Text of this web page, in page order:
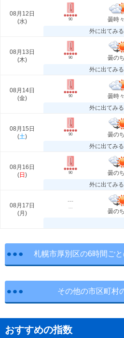
08月12日
(水) 90 曇時
外に出てみ
08月13日
(木) 90 曇の
外に出てみ
08月14日
(金) 90 曇時
外に出てみ
08月15日
(土) 90 曇の
外に出てみ
08月16日
(日 ) 90 曇の
外に出てみ
08月17日
(月 )
---
---
曇の
札幌市厚別区の6時間ご
その他の市区町村
おすすめの指数